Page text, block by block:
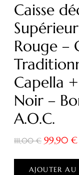
Caisse
Rouge –
Capella
Noir –
A.O.C.
111,00€ 99,90 €
AJOUTER AU